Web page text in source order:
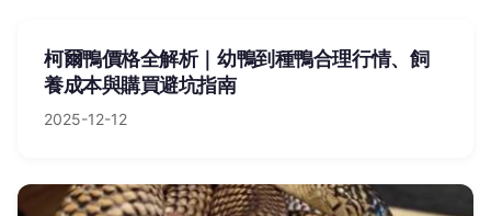
柯爾鴨價格全解析｜幼鴨到種鴨合理行情、飼
養成本與購買避坑指南
2025-12-12